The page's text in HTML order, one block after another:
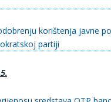
korištenja javne
partiji